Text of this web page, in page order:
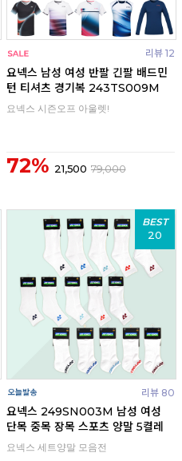
리뷰 12
요넥스 남성 여성 반팔 긴팔 배드민
턴 티셔츠 경기복 243TS009M
요넥스 시즌오프 아울렛!
72% 21,500 79,000
BEST
20
리뷰 80
요넥스 249SN003M 남성 여성
단목 중목 장목 스포츠 양말 5켤레
요넥스 세트양말 모음전